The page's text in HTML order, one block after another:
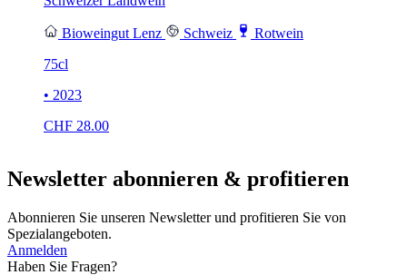
Bioweingut Lenz Schweiz
Rotwein
75cl
• 2023
CHF 28.00
Newsletter abonnieren & profitieren
Abonnieren Sie unseren Newsletter und profitieren Sie von
Spezialangeboten.
Anmelden
Haben Sie Fragen?